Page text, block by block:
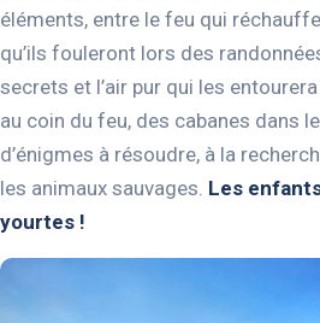
éléments, entre le feu qui
qu’ils fouleront lors des
secrets et l’air pur qui les
au coin du feu, des cabanes dans
d’énigmes à résoudre, à la
les animaux sauvages. Les
yourtes !